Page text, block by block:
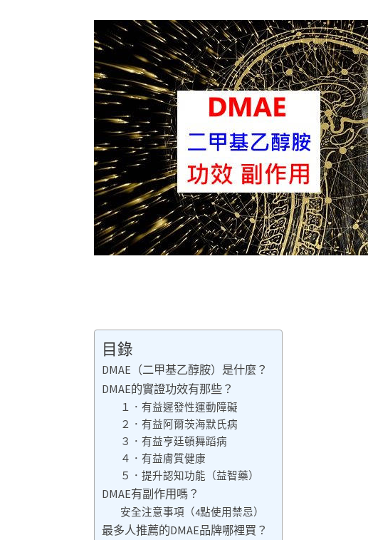
目錄
DMAE（二甲基乙醇胺）是什麼？
DMAE的實證功效有那些？
１．有益遲發性運動障礙
２．有益阿爾茨海默氏病
３．有益亨廷頓舞蹈病
４．有益膚質健康
５．提升認知功能（益智藥）
DMAE有副作用嗎？
安全注意事項（4點使用禁忌）
最多人推薦的DMAE品牌哪裡買？